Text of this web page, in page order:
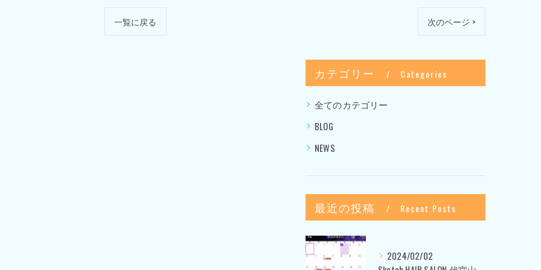
一覧に戻る 次のページ >
カテゴリー Categories
全てのカテゴリー
BLOG
NEWS
最近の投稿 Recent Posts
2024/02/02